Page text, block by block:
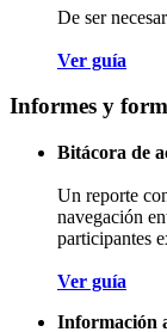
De ser
Ver guía
Informes y
Bitácora de
Un reporte
navegación
participantes
Ver guía
Información